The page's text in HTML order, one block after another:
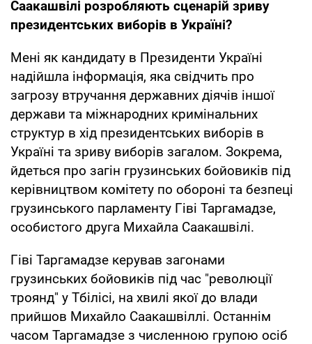
Саакашвілі розробляють сценарій зриву
президентських виборів в Україні?
Мені як кандидату в Президенти Україні
надійшла інформація, яка свідчить про
загрозу втручання державних діячів іншої
держави та міжнародних кримінальних
структур в хід президентських виборів в
Україні та зриву виборів загалом. Зокрема,
йдеться про загін грузинських бойовиків під
керівництвом комітету по обороні та безпеці
грузинського парламенту Гіві Таргамадзе,
особистого друга Михайла Саакашвілі.
Гіві Таргамадзе керував загонами
грузинських бойовиків під час "революції
троянд" у Тбілісі, на хвилі якої до влади
прийшов Михайло Саакашвіллі. Останнім
часом Таргамадзе з численною групою осіб